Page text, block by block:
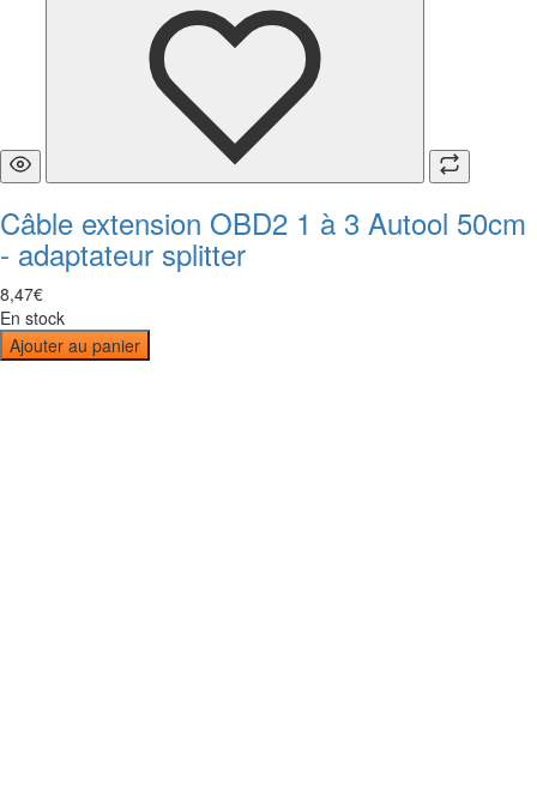
Câble extension OBD2 1 à 3 Autool 50cm
- adaptateur splitter
8,47€
En stock
Ajouter au panier